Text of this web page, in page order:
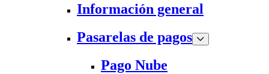
Información general
Pasarelas de pagos
Pago Nube